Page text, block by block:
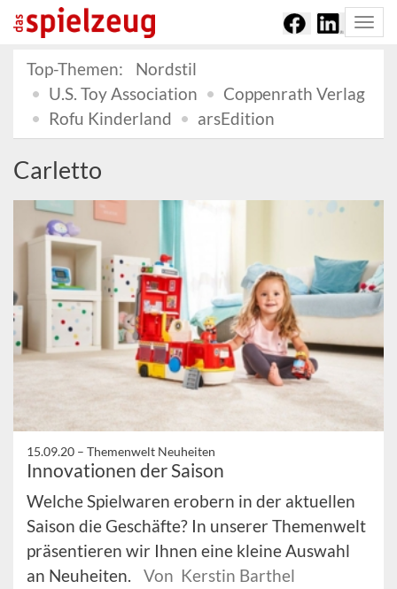
Top-Themen:
Nordstil
U.S. Toy Association
Coppenrath Verlag
Rofu Kinderland
arsEdition
Carletto
15.09.20 – Themenwelt Neuheiten
Innovationen der Saison
Welche Spielwaren erobern in der aktuellen
Saison die Geschäfte? In unserer Themenwelt
präsentieren wir Ihnen eine kleine Auswahl
an Neuheiten.
Von Kerstin Barthel